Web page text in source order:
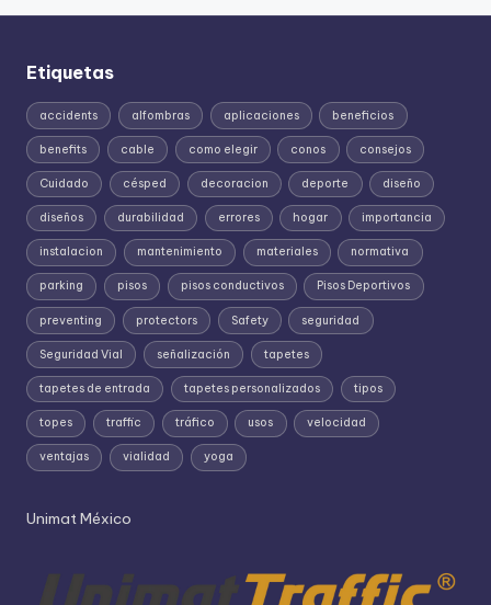
Etiquetas
accidents alfombras aplicaciones beneficios
benefits cable como elegir conos consejos
Cuidado césped decoracion deporte diseño
diseños durabilidad errores hogar importancia
instalacion mantenimiento materiales normativa
parking pisos pisos conductivos Pisos Deportivos
preventing protectors Safety seguridad
Seguridad Vial señalización tapetes
tapetes de entrada tapetes personalizados tipos
topes traffic tráfico usos velocidad
ventajas vialidad yoga
Unimat México